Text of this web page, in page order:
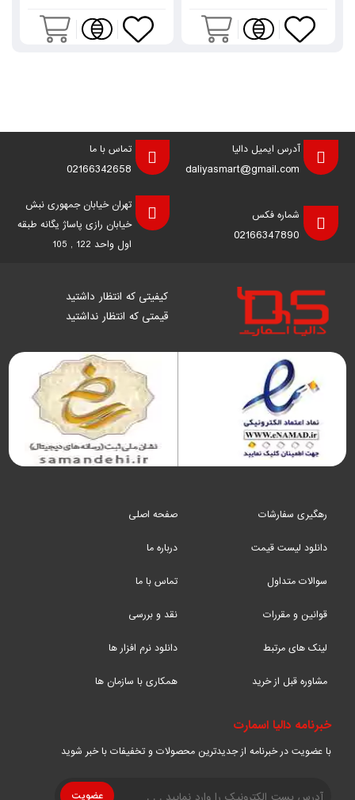
آدرس ایمیل دالیا
daliyasmart@gmail.com
تماس با ما
02166342658
شماره فکس
02166347890
تهران خیابان جمهوری نبش
خیابان رازی پاساژ یگانه طبقه
اول واحد 122 , 105
کیفیتی که انتظار داشتید
قیمتی که انتظار نداشتید
رهگیری سفارشات
دانلود لیست قیمت
سوالات متداول
قوانین و مقررات
لینک های مرتبط
مشاوره قبل از خرید
صفحه اصلی
درباره ما
تماس با ما
نقد و بررسی
دانلود نرم افزار ها
همکاری با سازمان ها
خبرنامه دالیا اسمارت
با عضویت در خبرنامه از جدیدترین محصولات و تخفیفات با خبر شوید